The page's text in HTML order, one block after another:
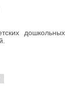
дошкольных